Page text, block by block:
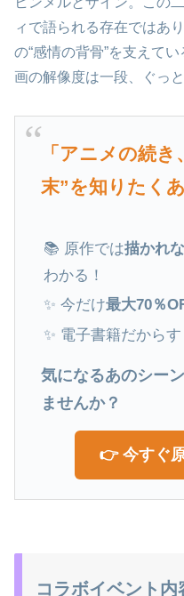
ィで語られる存在ではあ
の“感情の背骨”を支えて
画の解像度は一段、ぐっ
「アニメの続
末”を知りたく
📚 原作では描かれ
わかる！
✨ 今だけ最大70％
✨ 電子書籍だから
気になるあのシー
ませんか？
👉 今すぐ
コラボイベント